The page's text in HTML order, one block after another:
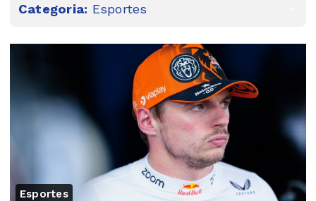
Categoria: Esportes
Esportes